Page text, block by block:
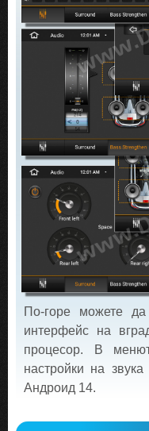
По-горе можете
интерфейс на
процесор. В
настройки на
Андроид 14.